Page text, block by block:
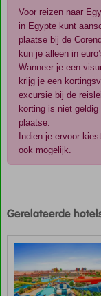
Voor reizen naar
in Egypte kunt
plaatse bij de
kun je alleen in
Wanneer je een
krijg je een
excursie bij de
korting is niet
plaatse.
Indien je ervoor
ook mogelijk.
door
gegeven
na
hun
Gerelateerde